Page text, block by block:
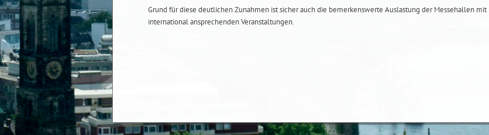
Grund für diese deutlichen Zunahmen ist sicher auch die bemerkenswerte Auslastung der Messehallen mit
international ansprechenden Veranstaltungen.